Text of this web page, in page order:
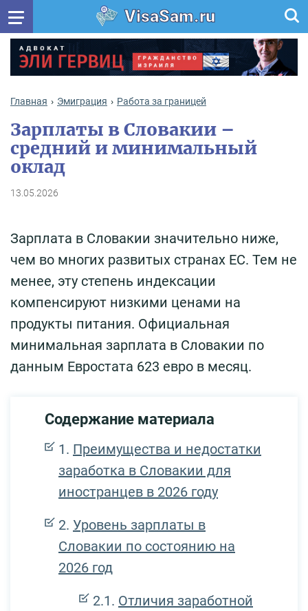
VisaSam.ru
Главная Эмиграция Работа за границей
Зарплаты в Словакии –
средний и минимальный
оклад
13.05.2026
Зарплата в Словакии значительно ниже,
чем во многих развитых странах ЕС. Тем не
менее, эту степень индексации
компенсируют низкими ценами на
продукты питания. Официальная
минимальная зарплата в Словакии по
данным Евростата 623 евро в месяц.
Содержание материала
Преимущества и недостатки
заработка в Словакии для
иностранцев в 2026 году
Уровень зарплаты в
Словакии по состоянию на
2026 год
Отличия заработной